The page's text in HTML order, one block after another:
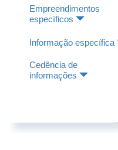
Empreendimentos
específicos
Informação específica
Cedência de
informações